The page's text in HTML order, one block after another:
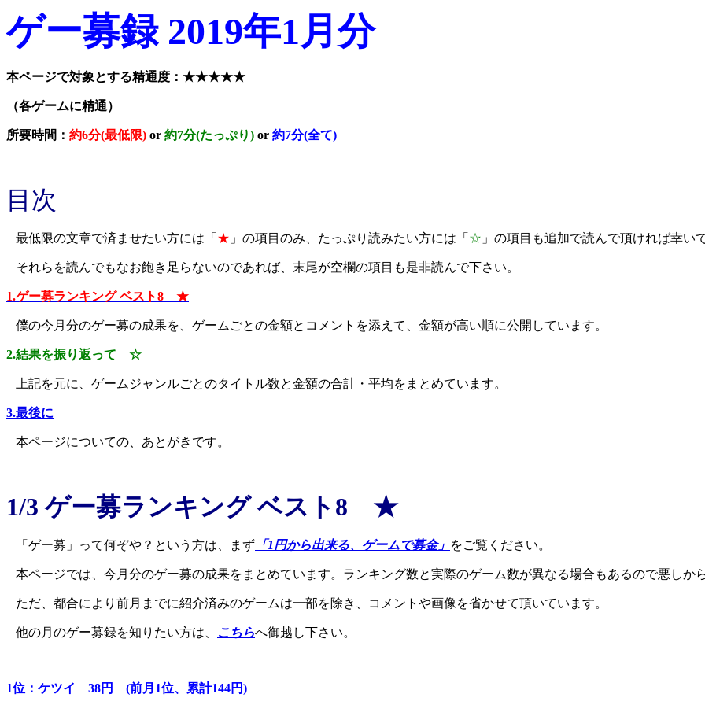
ゲー募録 2019年1月分
本ページで対象とする精通度：★★★★★
（各ゲームに精通）
所要時間： 約6分(最低限) or 約7分(たっぷり) or 約7分(全て)
目次
最低限の文章で済ませたい方には「 ★ 」の項目のみ、たっぷり読みたい方には「 ☆ 」の項目も追加で読んで頂ければ幸い
それらを読んでもなお飽き足らないのであれば、末尾が空欄の項目も是非読んで下さい。
1.ゲー募ランキング ベスト8 ★
僕の今月分のゲー募の成果を、ゲームごとの金額とコメントを添えて、金額が高い順に公開しています。
2.結果を振り返って ☆
上記を元に、ゲームジャンルごとのタイトル数と金額の合計・平均をまとめています。
3.最後に
本ページについての、あとがきです。
1/3 ゲー募ランキング ベスト8 ★
「ゲー募」って何ぞや？という方は、まず 「1円から出来る、ゲームで募金」 をご覧ください。
本ページでは、今月分のゲー募の成果をまとめています。ランキング数と実際のゲーム数が異なる場合もあるので悪しか
ただ、都合により前月までに紹介済みのゲームは一部を除き、コメントや画像を省かせて頂いています。
他の月のゲー募録を知りたい方は、 こちらへ御越し下さい。
1位：ケツイ 38円 (前月1位、累計144円)